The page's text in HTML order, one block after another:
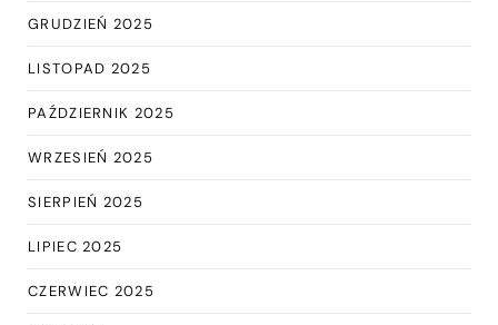
GRUDZIEŃ 2025
LISTOPAD 2025
PAŹDZIERNIK 2025
WRZESIEŃ 2025
SIERPIEŃ 2025
LIPIEC 2025
CZERWIEC 2025